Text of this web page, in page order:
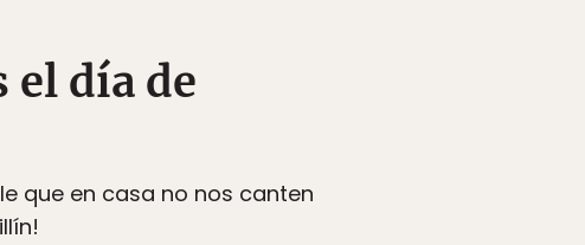
el día de
que en casa no nos canten